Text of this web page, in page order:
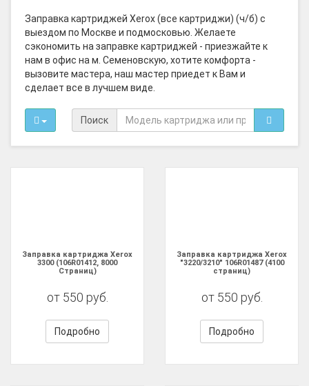
Заправка картриджей Xerox (все картриджи) (ч/б) с
выездом по Москве и подмосковью. Желаете
сэкономить на заправке картриджей - приезжайте к
нам в офис на м. Семеновскую, хотите комфорта -
вызовите мастера, наш мастер приедет к Вам и
сделает все в лучшем виде.
Поиск
Заправка картриджа Xerox
3300 (106R01412, 8000
Страниц)
от 550 руб.
Подробно
Заправка картриджа Xerox
"3220/3210" 106R01487 (4100
страниц)
от 550 руб.
Подробно